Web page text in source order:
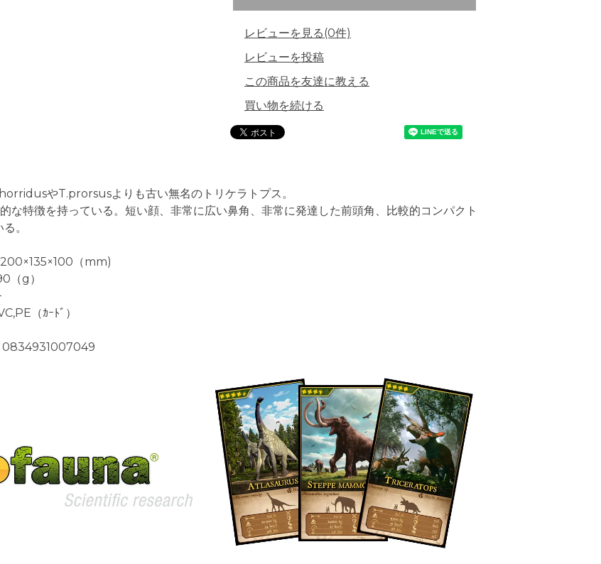
レビューを見る(0件)
レビューを投稿
この商品を友達に教える
買い物を続ける
やT.prorsusよりも古い無名のトリケラトプス。
な特徴を持っている。短い顔、非常に広い鼻角、非常に発達した前頭角、比較的コンパクト
。
（mm)
（g）
（ｶｰﾄﾞ）
0834931007049